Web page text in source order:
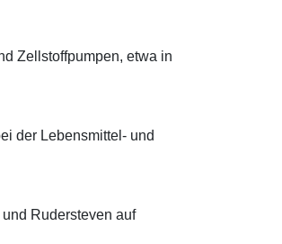
Zellstoffpumpen, etwa in
der Lebensmittel- und
Rudersteven auf